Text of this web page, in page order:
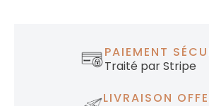
PAIEMENT
Traité par Stripe
LIVRAISON